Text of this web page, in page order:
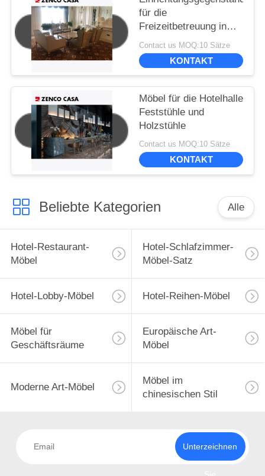
für die
Freizeitbetreuung in
der Hotelhalle im
europäischen Stil
einschließlich Sofa
Contact us MOQ:10 Sätze
KONTAKT
Möbel für die Hotelhalle
Feststühle und
Holzstühle
Contact us MOQ:10 Sätze
KONTAKT
Beliebte Kategorien Alle
Hotel-Restaurant-
Möbel
Hotel-Schlafzimmer-
Möbel-Satz
Hotel-Lobby-Möbel Hotel-Reihen-Möbel
Möbel für
Geschäftsräume
Europäische Art-
Möbel
Moderne Art-Möbel
Möbel im
chinesischen Stil
Unterzeichnen